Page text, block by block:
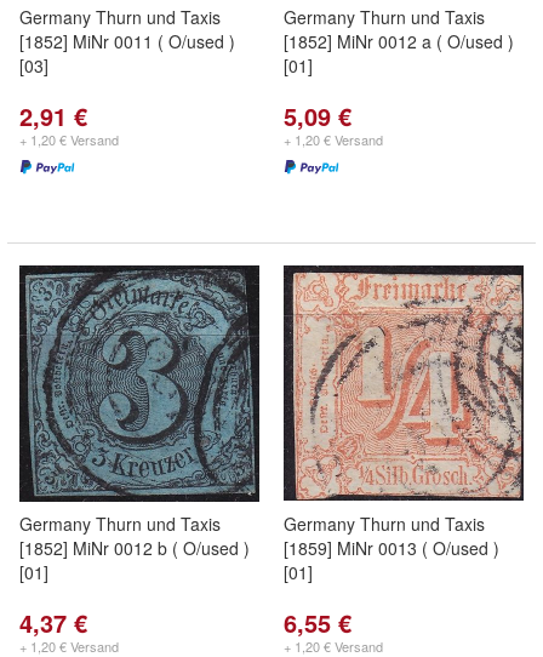
Germany Thurn und Taxis
[1852] MiNr 0011 ( O/used )
[03]
2,91 €
+ 1,20 € Versand
Germany Thurn und Taxis
[1852] MiNr 0012 a ( O/used )
[01]
5,09 €
+ 1,20 € Versand
Germany Thurn und Taxis
[1852] MiNr 0012 b ( O/used )
[01]
4,37 €
+ 1,20 € Versand
Germany Thurn und Taxis
[1859] MiNr 0013 ( O/used )
[01]
6,55 €
+ 1,20 € Versand